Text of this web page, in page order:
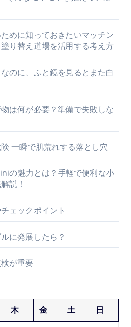
めに知っておきたいマッチン
り替え道場を活用する考え方
のに、ふと鏡を見るとまた白
は何が必要？準備で失敗しな
一瞬で肌荒れする落とし穴
の魅力とは？手軽で便利な小
説！
ェックポイント
に発展したら？
が重要
木 金 土 日